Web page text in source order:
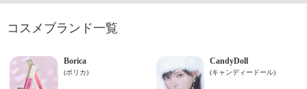
コスメブランド一覧